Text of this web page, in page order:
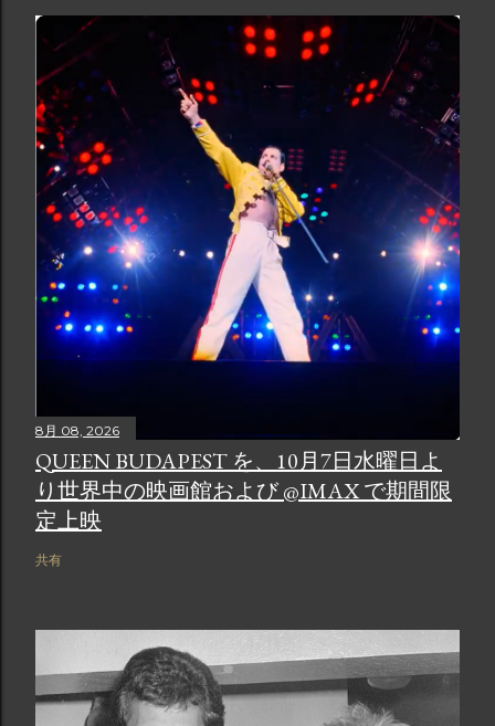
8月 08, 2026
QUEEN BUDAPEST を、10月7日水曜日よ
り世界中の映画館および @IMAX で期間限
定上映
共有